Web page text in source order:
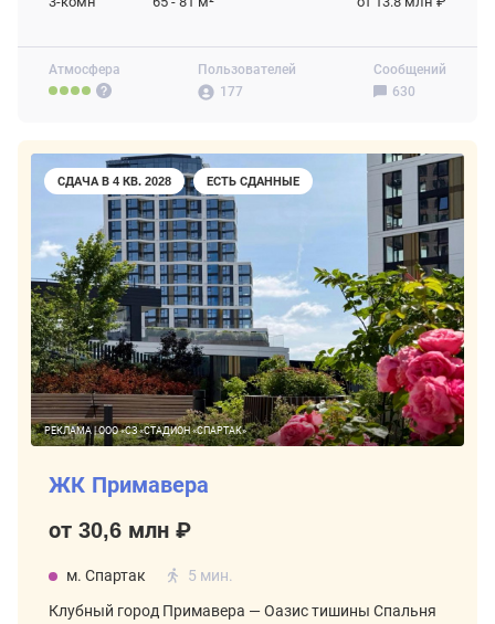
Атмосфера
Пользователей
177
Сообщений
630
СДАЧА В 4 КВ. 2028 ЕСТЬ СДАННЫЕ
РЕКЛАМА | ООО «СЗ «СТАДИОН «СПАРТАК»
ЖК Примавера
от 30,6 млн ₽
м. Спартак 5 мин.
Клубный город Примавера — Оазис тишины Спальня